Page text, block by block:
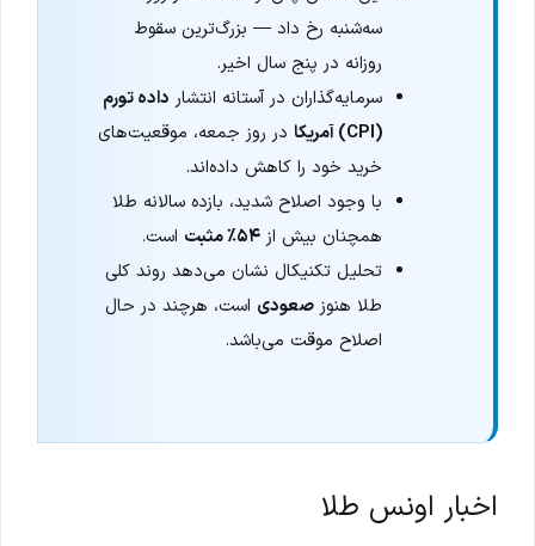
سه‌شنبه رخ داد — بزرگ‌ترین سقوط
روزانه در پنج سال اخیر.
سرمایه‌گذاران در آستانه انتشار داده تورم
(CPI) آمریکا
در روز جمعه، موقعیت‌های
خرید خود را کاهش داده‌اند.
با وجود اصلاح شدید، بازده سالانه طلا
همچنان بیش از۵۴٪ مثبت
است.
تحلیل تکنیکال نشان می‌دهد روند کلی
طلا هنوزصعودی است، هرچند در حال
اصلاح موقت می‌باشد.
اخبار اونس طلا